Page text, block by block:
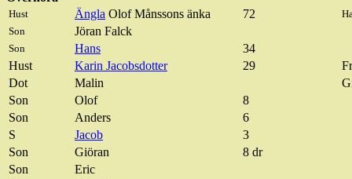
Hust Ängla Olof Månssons änka 72
Son
Jöran Falck
Son Hans
34
Hust
Karin Jacobsdotter 29
Dot
Malin
Son
Olof
8
Son
Anders
6
S
Jacob
3
Son
Giöran
8 dr
Son
Eric